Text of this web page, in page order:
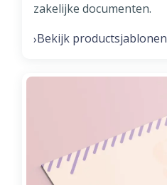
zakelijke documenten.
›Bekijk productsjablonen